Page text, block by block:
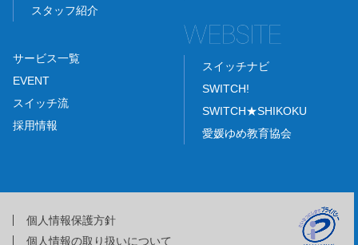
スタッフ紹介
サービス一覧
EVENT
スイッチ流
採用情報
スイッチナビ
SWITCH!
SWITCH★SHIKOKU
愛媛ゆめ教育協会
個人情報保護方針
個人情報の取り扱いについて